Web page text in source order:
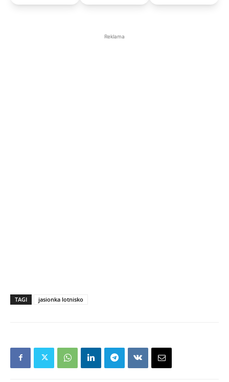
Reklama
TAGI jasionka lotnisko